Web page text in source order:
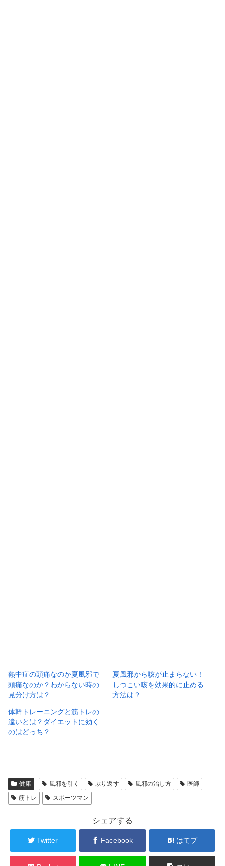
熱中症の頭痛なのか夏風邪で
頭痛なのか？わからない時の
見分け方は？
夏風邪から咳が止まらない！
しつこい咳を効果的に止める
方法は？
体幹トレーニングと筋トレの
違いとは？ダイエットに効く
のはどっち？
健康 風邪を引く ぶり返す 風邪の治し方
医師
筋トレ
スポーツマン
シェアする
Twitter Facebook はてブ